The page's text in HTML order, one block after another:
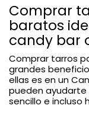
Comprar
baratos
candy bar
Comprar tarros
grandes
ellas es en un
pueden
sencillo e incluso